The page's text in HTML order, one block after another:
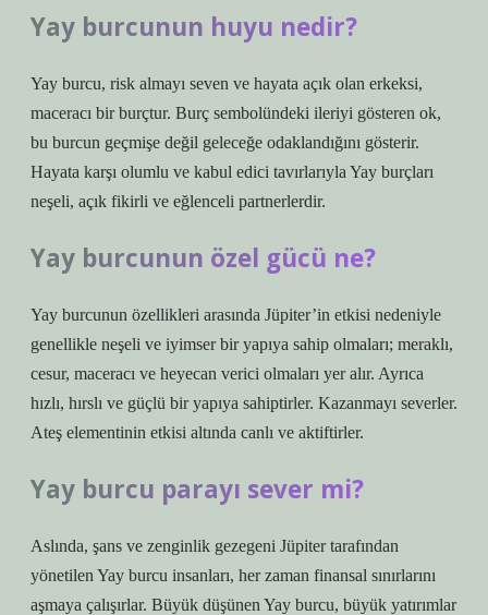
Yay burcunun huyu nedir?
Yay burcu, risk almayı seven ve hayata açık olan erkeksi,
maceracı bir burçtur. Burç sembolündeki ileriyi gösteren ok,
bu burcun geçmişe değil geleceğe odaklandığını gösterir.
Hayata karşı olumlu ve kabul edici tavırlarıyla Yay burçları
neşeli, açık fikirli ve eğlenceli partnerlerdir.
Yay burcunun özel gücü ne?
Yay burcunun özellikleri arasında Jüpiter’in etkisi nedeniyle
genellikle neşeli ve iyimser bir yapıya sahip olmaları; meraklı,
cesur, maceracı ve heyecan verici olmaları yer alır. Ayrıca
hızlı, hırslı ve güçlü bir yapıya sahiptirler. Kazanmayı severler.
Ateş elementinin etkisi altında canlı ve aktiftirler.
Yay burcu parayı sever mi?
Aslında, şans ve zenginlik gezegeni Jüpiter tarafından
yönetilen Yay burcu insanları, her zaman finansal sınırlarını
aşmaya çalışırlar. Büyük düşünen Yay burcu, büyük yatırımlar